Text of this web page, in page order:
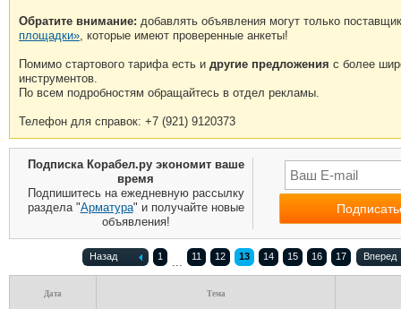
Выставки и семинары
Словарь
Галерея флота
Отзывы
Все службы
Обратите внимание: добавлять объявления могут только
площадки», которые имеют проверенные анкеты!
Помимо стартового тарифа есть и другие предложения с более
инструментов.
По всем подробностям обращайтесь в отдел рекламы.
Телефон для справок: +7 (921) 9120373
Подписка Корабел.ру экономит ваше
время
Подпишитесь на ежедневную рассылку
раздела "Арматура" и получайте новые
объявления!
Назад 1 ... 11 12 13 14 15 16 17 Вперед
Дата Тема